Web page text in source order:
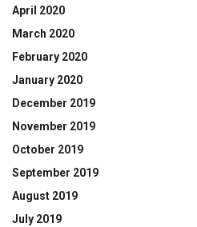
April 2020
March 2020
February 2020
January 2020
December 2019
November 2019
October 2019
September 2019
August 2019
July 2019